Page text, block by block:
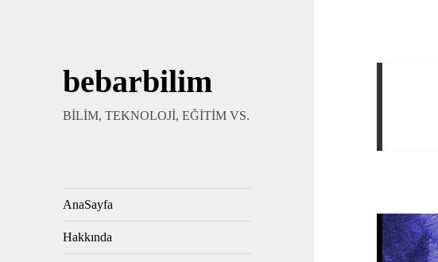
bebarbilim
BİLİM, TEKNOLOJİ, EĞİTİM VS.
AnaSayfa
Hakkında